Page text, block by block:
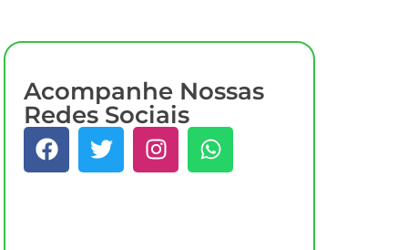
Acompanhe Nossas
Redes Sociais